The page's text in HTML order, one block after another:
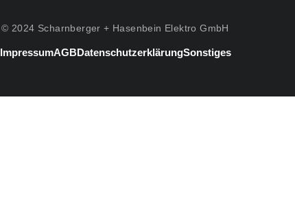
© 2024 Scharnberger + Hasenbein Elektro GmbH
ImpressumAGBDatenschutzerklärungSonstiges